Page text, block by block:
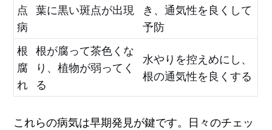
点
病
葉に黒い斑点が出現
き、通気性を良くして
予防
根
腐
れ
根が腐って茶色くな
り、植物が弱ってく
る
水やりを控えめにし、
根の通気性を良くする
これらの病気は早期発見が鍵です。日々のチェッ